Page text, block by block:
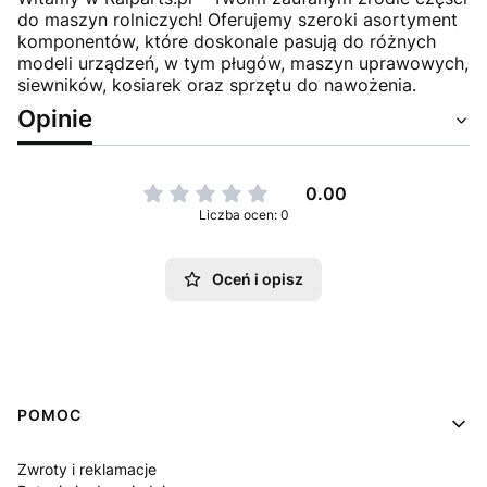
do maszyn rolniczych! Oferujemy szeroki asortyment
komponentów, które doskonale pasują do różnych
modeli urządzeń, w tym pługów, maszyn uprawowych,
siewników, kosiarek oraz sprzętu do nawożenia.
Opinie
0.00
Liczba ocen: 0
Oceń i opisz
Linki w stopce
POMOC
Zwroty i reklamacje